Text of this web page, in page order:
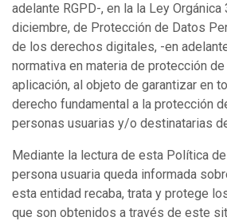
adelante RGPD-, en la la Ley
diciembre, de Protección de Datos
de los derechos digitales, -en
normativa en materia de protección
aplicación, al objeto de garantizar en
derecho fundamental a la protección
personas usuarias y/o destinatarias
Mediante la lectura de esta Política
persona usuaria queda informada
esta entidad recaba, trata y protege
que son obtenidos a través de este